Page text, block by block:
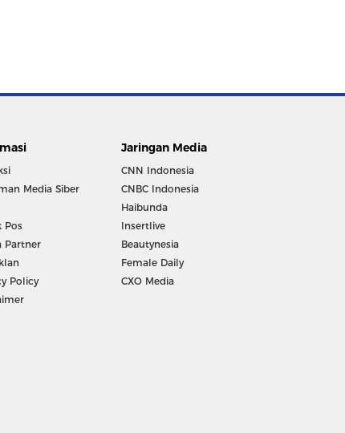
Media Siber
Pos
Partner
Policy
Jaringan Media
CNN Indonesia
CNBC Indonesia
Haibunda
Insertlive
Beautynesia
Female Daily
CXO Media